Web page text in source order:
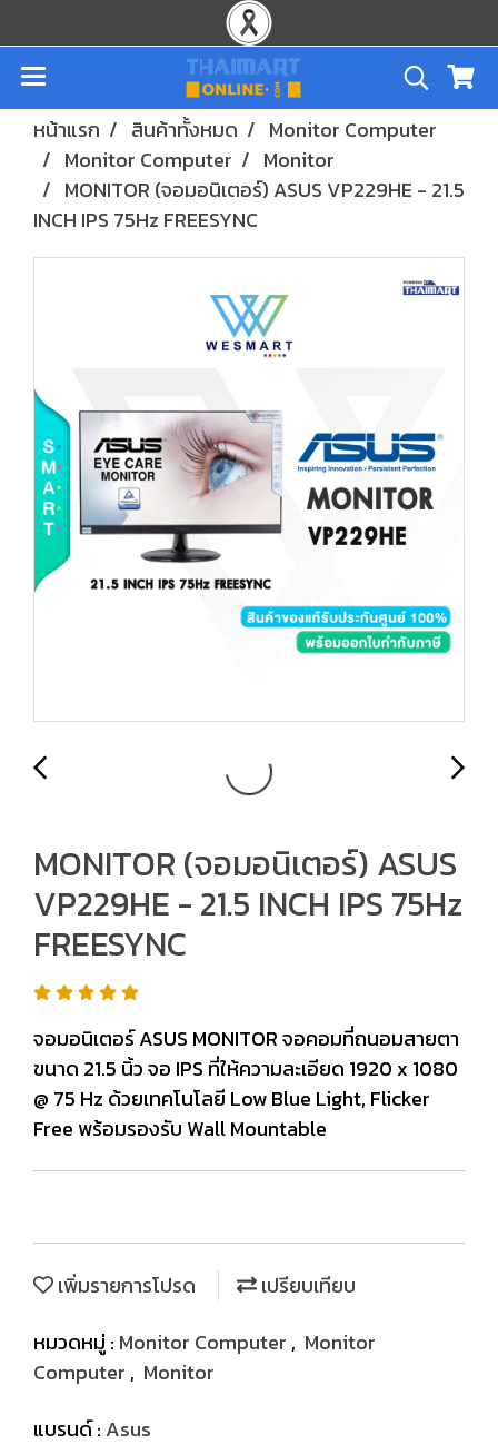
หน้าแรก สินค้าทั้งหมด
Monitor Computer
Monitor Computer
Monitor
MONITOR (จอมอนิเตอร์) ASUS VP229HE - 21.5
INCH IPS 75Hz FREESYNC
MONITOR (จอมอนิเตอร์) ASUS
VP229HE - 21.5 INCH IPS 75Hz
FREESYNC
จอมอนิเตอร์ ASUS MONITOR จอคอมที่ถนอมสายตา
ขนาด 21.5 นิ้ว จอ IPS ที่ให้ความละเอียด 1920 x 1080
@ 75 Hz ด้วยเทคโนโลยี Low Blue Light, Flicker
Free พร้อมรองรับ Wall Mountable
เพิ่มรายการโปรด
เปรียบเทียบ
หมวดหมู่ : Monitor Computer , Monitor
Computer , Monitor
แบรนด์ : Asus